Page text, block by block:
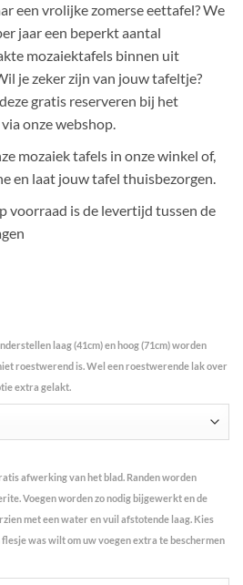
een vrolijke zomerse eettafel? We
jaar een beperkt aantal
mozaiektafels binnen uit
je zeker zijn van jouw tafeltje?
gratis reserveren bij het
onze webshop.
mozaiek tafels in onze winkel of,
en laat jouw tafel thuisbezorgen.
voorraad is de levertijd tussen de
laag (41cm) en hoog (71cm) worden
roestwerend is. Wel een roestwerende lak over
extra gelakt.
afwerking van het blad. Randen worden
Voegen worden zo nodig bijgewerkt en de
met een water en vuil afstotende laag. Kies
was wilt om uw voegen extra te beschermen